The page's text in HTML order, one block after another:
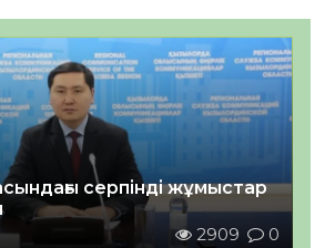
серпінді жұмыстар
2909 0